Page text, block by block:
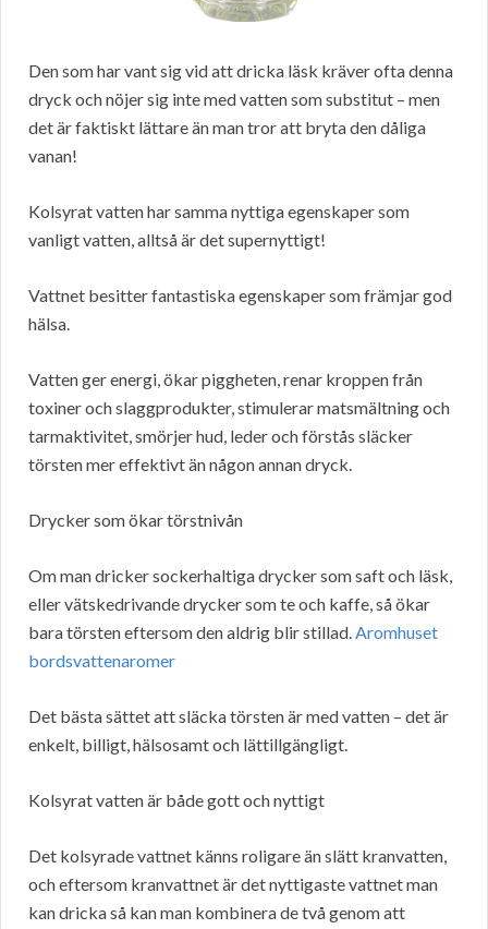
Den som har vant sig vid att dricka läsk kräver ofta denna
dryck och nöjer sig inte med vatten som substitut – men
det är faktiskt lättare än man tror att bryta den dåliga
vanan!
Kolsyrat vatten har samma nyttiga egenskaper som
vanligt vatten, alltså är det supernyttigt!
Vattnet besitter fantastiska egenskaper som främjar god
hälsa.
Vatten ger energi, ökar piggheten, renar kroppen från
toxiner och slaggprodukter, stimulerar matsmältning och
tarmaktivitet, smörjer hud, leder och förstås släcker
törsten mer effektivt än någon annan dryck.
Drycker som ökar törstnivån
Om man dricker sockerhaltiga drycker som saft och läsk,
eller vätskedrivande drycker som te och kaffe, så ökar
bara törsten eftersom den aldrig blir stillad.Aromhuset
bordsvattenaromer
Det bästa sättet att släcka törsten är med vatten – det är
enkelt, billigt, hälsosamt och lättillgängligt.
Kolsyrat vatten är både gott och nyttigt
Det kolsyrade vattnet känns roligare än slätt kranvatten,
och eftersom kranvattnet är det nyttigaste vattnet man
kan dricka så kan man kombinera de två genom att